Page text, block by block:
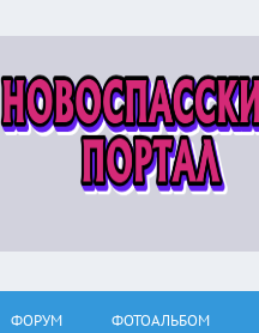
ФОРУМ ФОТОАЛЬБОМ